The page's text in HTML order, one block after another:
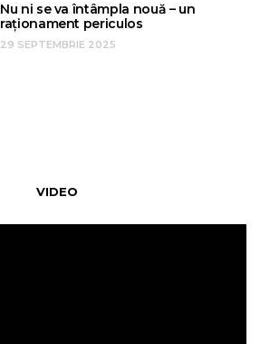
Nu ni se va întâmpla nouă – un
raționament periculos
29 SEPTEMBRIE 2025
VIDEO